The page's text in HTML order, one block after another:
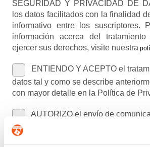
SEGURIDAD Y PRIVACIDAD DE
los datos facilitados con la finalidad
informativo entre los suscriptores.
información acerca del
ejercer sus derechos, visite nuestra
ENTIENDO Y ACEPTO el
datos tal y como se describe
con mayor detalle en la Política de
AUTORIZO el envío de
comerciales.